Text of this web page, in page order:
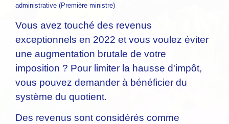
administrative (Première ministre)
Vous avez touché des revenus
exceptionnels en 2022 et vous voulez éviter
une augmentation brutale de votre
imposition ? Pour limiter la hausse d'impôt,
vous pouvez demander à bénéficier du
système du quotient.
Des revenus sont considérés comme